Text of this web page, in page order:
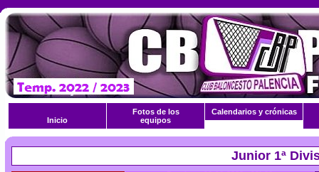
Inicio
Fotos de los
equipos
Calendarios y crónicas
Junior 1ª